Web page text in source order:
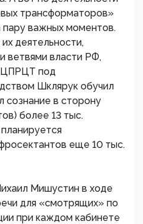
трансформаторов»
пару важных моментов.
деятельности,
ветвями власти РФ,
ЦПРЦТ под
Шклярук обучил
сознание в сторону
более 13 тыс.
еще 10 тыс.
Мишустин в ходе
для «смотрящих» по
при каждом кабинете